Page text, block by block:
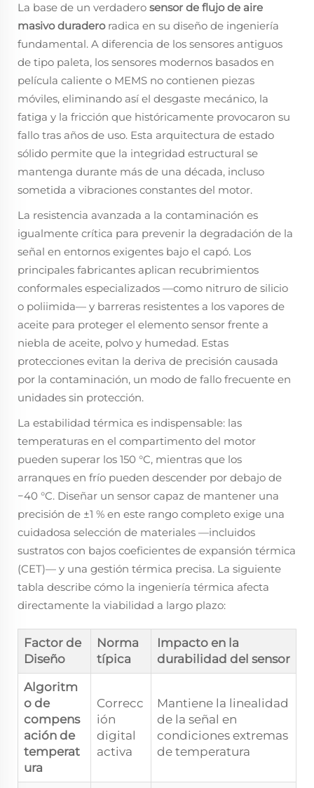
La base de un verdadero sensor de flujo de aire
masivo duradero radica en su diseño de ingeniería
fundamental. A diferencia de los sensores antiguos
de tipo paleta, los sensores modernos basados en
película caliente o MEMS no contienen piezas
móviles, eliminando así el desgaste mecánico, la
fatiga y la fricción que históricamente provocaron su
fallo tras años de uso. Esta arquitectura de estado
sólido permite que la integridad estructural se
mantenga durante más de una década, incluso
sometida a vibraciones constantes del motor.
La resistencia avanzada a la contaminación es
igualmente crítica para prevenir la degradación de la
señal en entornos exigentes bajo el capó. Los
principales fabricantes aplican recubrimientos
conformales especializados —como nitruro de silicio
o poliimida— y barreras resistentes a los vapores de
aceite para proteger el elemento sensor frente a
niebla de aceite, polvo y humedad. Estas
protecciones evitan la deriva de precisión causada
por la contaminación, un modo de fallo frecuente en
unidades sin protección.
La estabilidad térmica es indispensable: las
temperaturas en el compartimento del motor
pueden superar los 150 °C, mientras que los
arranques en frío pueden descender por debajo de
−40 °C. Diseñar un sensor capaz de mantener una
precisión de ±1 % en este rango completo exige una
cuidadosa selección de materiales —incluidos
sustratos con bajos coeficientes de expansión térmica
(CET)— y una gestión térmica precisa. La siguiente
tabla describe cómo la ingeniería térmica afecta
directamente la viabilidad a largo plazo:
Factor de
Diseño
Norma
típica
Impacto en la
durabilidad del sensor
Algoritm
o de
compens
ación de
temperat
ura
Correcc
ión
digital
activa
Mantiene la linealidad
de la señal en
condiciones extremas
de temperatura